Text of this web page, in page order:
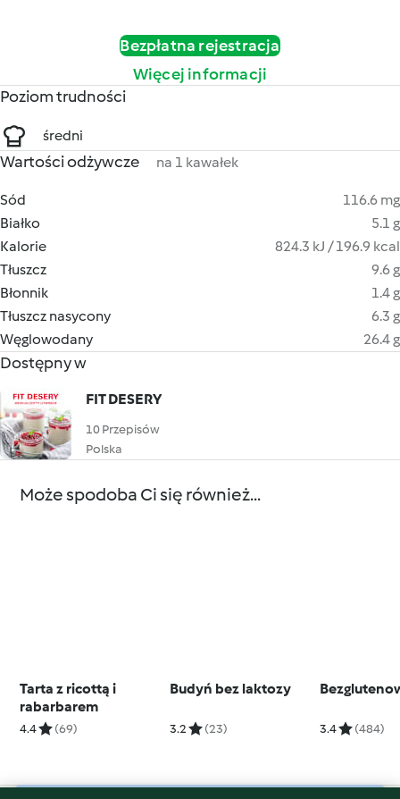
Bezpłatna rejestracja
Więcej informacji
Poziom trudności
średni
Wartości odżywcze na 1 kawałek
Sód
116.6 mg
Białko
5.1 g
Kalorie
824.3 kJ / 196.9 kcal
Tłuszcz
9.6 g
Błonnik
1.4 g
Tłuszcz nasycony
6.3 g
Węglowodany
26.4 g
Dostępny w
FIT DESERY
10 Przepisów
Polska
Może spodoba Ci się również...
Tarta z ricottą i
rabarbarem
4.4 (69)
Budyń bez laktozy
3.2 (23) 3.4 (484)